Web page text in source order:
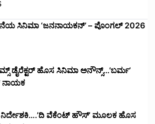
ಸಿನಿಮಾ ‘ಜನನಾಯಕನ್’ – ಪೊಂಗಲ್ 2026
ಡೈರೆಕ್ಟರ್ ಹೊಸ ಸಿನಿಮಾ ಅನೌನ್ಸ್…’ಬರ್ಮ’
ನಾಯಕ
ವೆಕೆಂಟ್ ಹೌಸ್‌’‌ ಮೂಲಕ ಹೊಸ